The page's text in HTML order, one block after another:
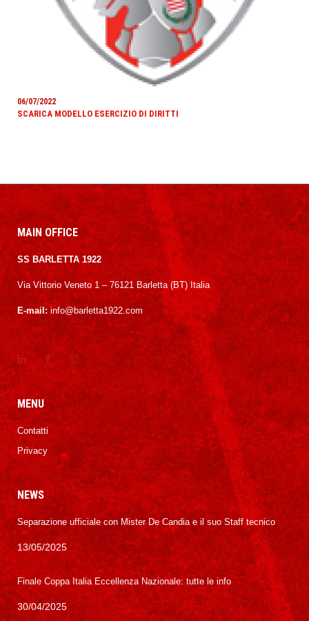
06/07/2022
SCARICA MODELLO ESERCIZIO DI DIRITTI
MAIN OFFICE
SS BARLETTA 1922
Via Vittorio Veneto 1 – 76121 Barletta (BT) Italia
E-mail: info@barletta1922.com
MENU
Contatti
Privacy
NEWS
Separazione ufficiale con Mister De Candia e il suo Staff tecnico
13/05/2025
Finale Coppa Italia Eccellenza Nazionale: tutte le info
30/04/2025